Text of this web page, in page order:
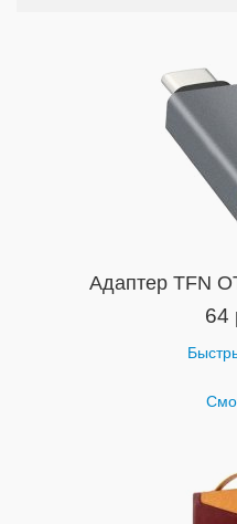
Адаптер TFN
64